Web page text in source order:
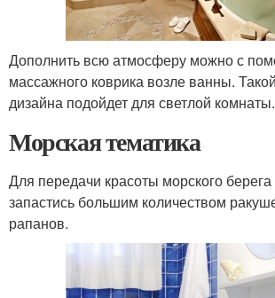
Дополнить всю атмосферу можно с
массажного коврика возле ванны.
дизайна подойдет для светлой комнаты.
Морская тематика
Для передачи красоты морского
запастись большим количеством
рапанов.